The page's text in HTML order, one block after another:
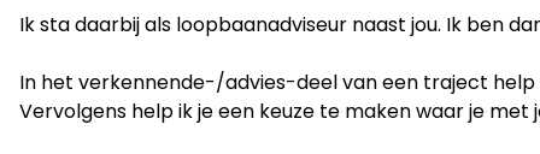
Ik sta daarbij als loopbaanadviseur naast jou. Ik ben
In het verkennende-/advies-deel van een traject help
Vervolgens help ik je een keuze te maken waar je